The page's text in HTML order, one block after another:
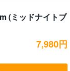
(ミッドナイトブ
7,980円